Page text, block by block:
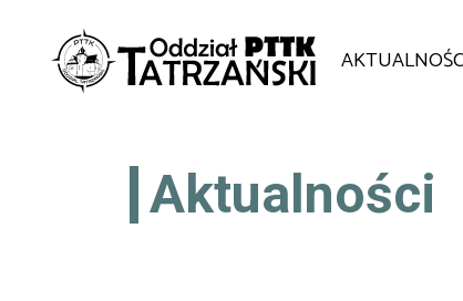
Aktualności